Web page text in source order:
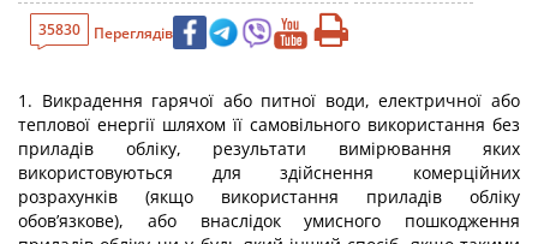
35830 Переглядів
1. Викрадення гарячої або питної води, електричної або
теплової енергії шляхом її самовільного використання без
приладів обліку, результати вимірювання яких
використовуються для здійснення комерційних
розрахунків (якщо використання приладів обліку
обов’язкове), або внаслідок умисного пошкодження